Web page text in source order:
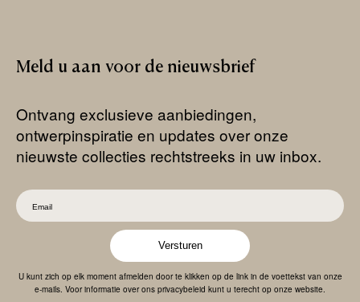
Meld u aan voor de nieuwsbrief
Ontvang exclusieve aanbiedingen,
ontwerpinspiratie en updates over onze
nieuwste collecties rechtstreeks in uw inbox.
Versturen
U kunt zich op elk moment afmelden door te klikken op de link in de voettekst van onze
e-mails. Voor informatie over ons privacybeleid kunt u terecht op onze website.